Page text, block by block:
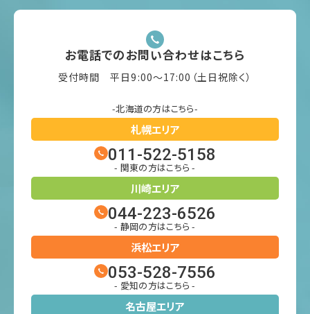
お電話でのお問い合わせはこちら
受付時間 平日9:00〜17:00（土日祝除く）
-北海道の方はこちら-
札幌エリア
011-522-5158
- 関東の方はこちら -
川崎エリア
044-223-6526
- 静岡の方はこちら -
浜松エリア
053-528-7556
- 愛知の方はこちら -
名古屋エリア